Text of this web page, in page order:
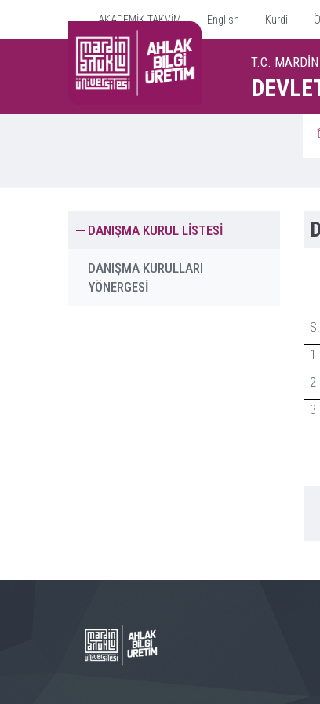
AKADEMİK TAKVİM English Kurdî
T.C.
DANIŞMA KURUL LİSTESİ
DANIŞMA KURULLARI
YÖNERGESİ
1
2
3